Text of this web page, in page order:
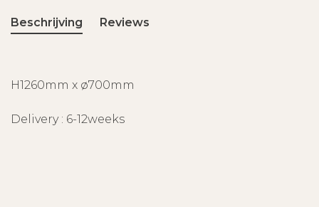
Beschrijving Reviews
H1260mm x ø700mm
Delivery : 6-12weeks